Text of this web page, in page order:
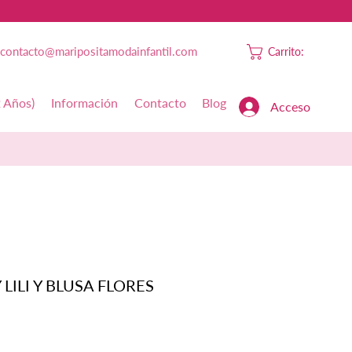
contacto@maripositamodainfantil.com Carrito:
Años) Información Contacto Blog Acceso
Y BLUSA FLORES